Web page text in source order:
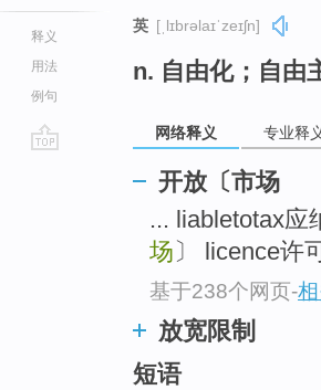
释义
用法
例句
英 [ˌlɪbrəlaɪˈzeɪʃn]
n. 自由化；自由
网络释义 专业释
开放〔市场
... liabletotax应
场 〕 licence许
基于238个网页-
放宽限制
短语